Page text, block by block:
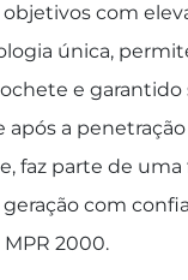
objetivos com
única,
e garantido
a
faz parte de
com
2000.